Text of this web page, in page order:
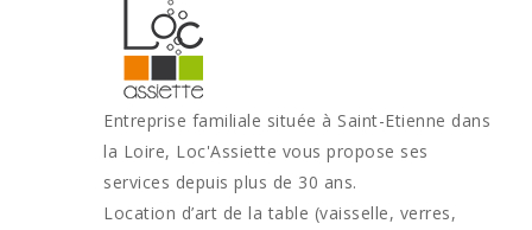
Entreprise familiale située à Saint-Etienne dans
la Loire, Loc'Assiette vous propose ses
services depuis plus de 30 ans.
Location d’art de la table (vaisselle, verres,